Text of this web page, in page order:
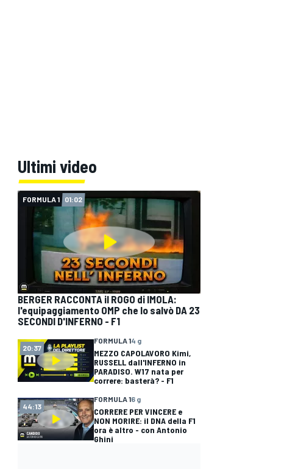
Ultimi video
FORMULA 1 01:02
BERGER RACCONTA il ROGO di IMOLA:
l'equipaggiamento OMP che lo salvò DA 23
SECONDI D'INFERNO - F1
20:37
FORMULA 14 g
MEZZO CAPOLAVORO Kimi,
RUSSELL dall'INFERNO in
PARADISO. W17 nata per
correre: basterà? - F1
44:13
FORMULA 16 g
CORRERE PER VINCERE e
NON MORIRE: il DNA della F1
ora è altro - con Antonio
Ghini